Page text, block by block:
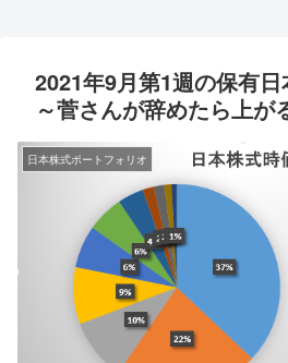
2021年9月第1週の保有
～菅さんが辞めたら上が
日本株式ポートフォリオ